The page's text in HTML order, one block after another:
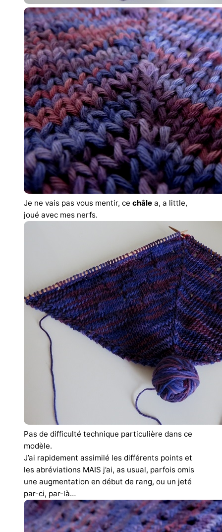
Je ne vais pas vous mentir, ce châle a, a little,
joué avec mes nerfs.
Pas de difficulté technique particulière dans ce
modèle.
J’ai rapidement assimilé les différents points et
les abréviations MAIS j’ai, as usual, parfois omis
une augmentation en début de rang, ou un jeté
par-ci, par-là…